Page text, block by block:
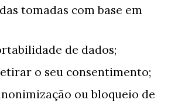
tomadas com base em
de dados;
o seu consentimento;
ou bloqueio de